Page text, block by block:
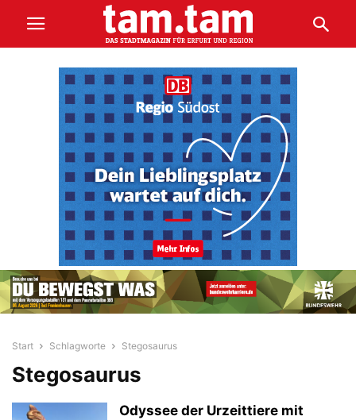
Start Schlagworte Stegosaurus
Stegosaurus
Odyssee der Urzeittiere mit